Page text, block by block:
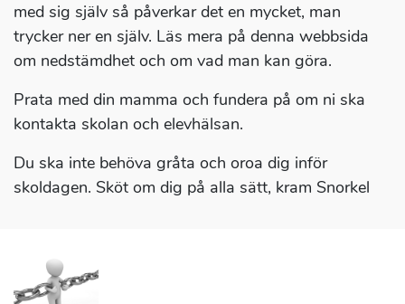
med sig själv så påverkar det en mycket, man
trycker ner en själv. Läs mera på denna webbsida
om nedstämdhet och om vad man kan göra.
Prata med din mamma och fundera på om ni ska
kontakta skolan och elevhälsan.
Du ska inte behöva gråta och oroa dig inför
skoldagen. Sköt om dig på alla sätt, kram Snorkel